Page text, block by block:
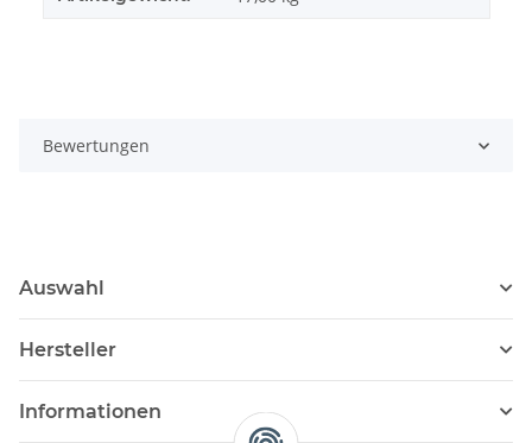
Bewertungen
Auswahl
Hersteller
Informationen